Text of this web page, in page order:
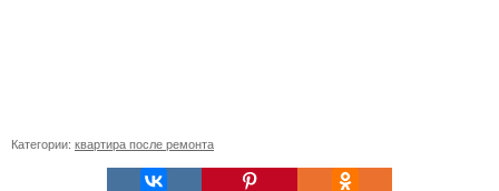
Категории: квартира после ремонта